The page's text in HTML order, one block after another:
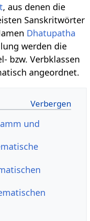
, aus denen die
Sanskritwörter
Dhatupatha
werden die
bzw. Verbklassen
angeordnet.
und